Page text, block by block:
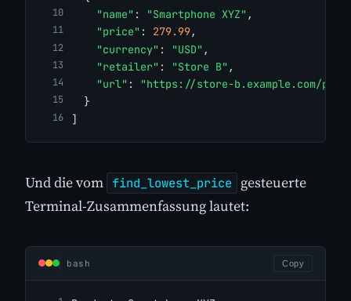
"name" : "Smartphone XYZ" ,
"price" : 279.99,
"currency" : "USD" ,
"retailer" : "Store B" ,
"url" :
"https://store-b.example.com/p/
  }
]
Und die vom find_lowest_price
gesteuerte
Terminal-Zusammenfassung lautet:
bash Copy